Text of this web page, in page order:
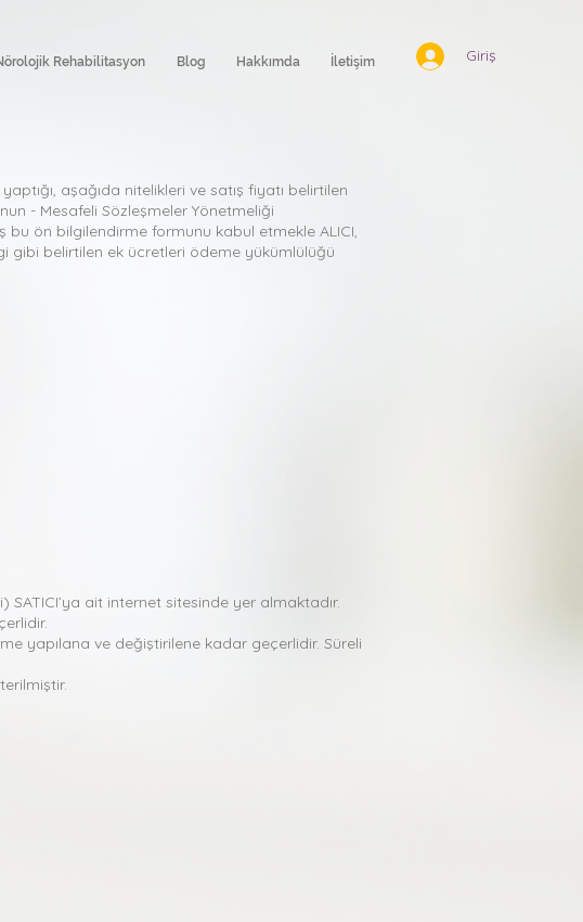
Rehabilitasyon Blog Hakkımda İletişim Giriş
yaptığı, aşağıda nitelikleri ve satış fiyatı belirtilen
- Mesafeli Sözleşmeler Yönetmeliği
bu ön bilgilendirme formunu kabul etmekle ALICI,
gibi belirtilen ek ücretleri ödeme yükümlülüğü
ait internet sitesinde yer almaktadır.
yapılana ve değiştirilene kadar geçerlidir. Süreli